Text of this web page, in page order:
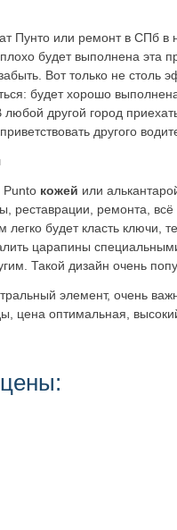
Пунто или ремонт в СПб в
будет выполнена эта
Вот только не
будет хорошо
другой город
другого
Punto кожей или
ремонта,
будет класть ключи,
царапины
Такой дизайн очень
элемент, очень
цена оптимальная,